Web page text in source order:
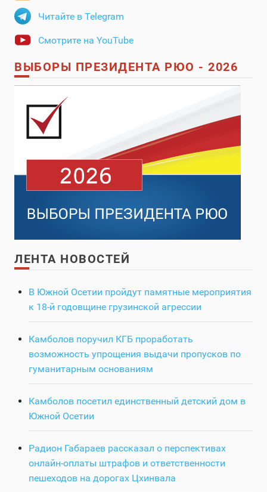
Читайте в Telegram
Смотрите на YouTube
ВЫБОРЫ ПРЕЗИДЕНТА РЮО - 2026
ЛЕНТА НОВОСТЕЙ
В Южной Осетии пройдут памятные мероприятия
к 18-й годовщине грузинской агрессии
Камболов поручил КГБ проработать
возможность упрощения выдачи пропусков по
гуманитарным основаниям
Камболов посетил единственный детский дом в
Южной Осетии
Радион Габараев рассказал о перспективах
онлайн-оплаты штрафов и ответственности
пешеходов на дорогах Цхинвала